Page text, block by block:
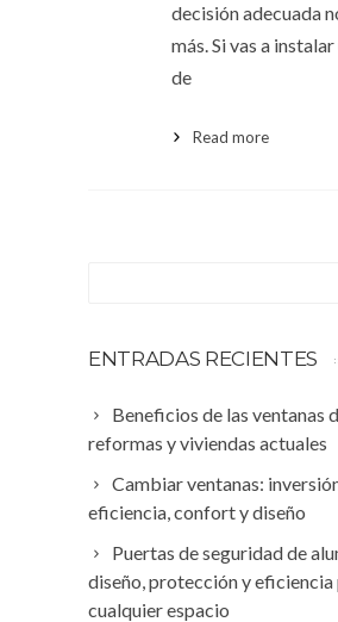
decisión adecuada
más. Si vas a
de
Read more
ENTRADAS RECIENTES
Beneficios de las ventanas
reformas y viviendas actuales
Cambiar ventanas:
eficiencia, confort y diseño
Puertas de seguridad de
diseño, protección y eficiencia
cualquier espacio